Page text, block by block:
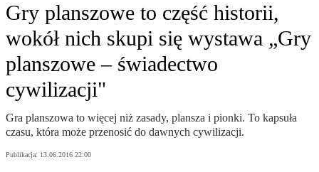
Gry planszowe to część historii,
wokół nich skupi się wystawa „Gry
planszowe – świadectwo
cywilizacji"
Gra planszowa to więcej niż zasady, plansza i pionki. To kapsuła
czasu, która może przenosić do dawnych cywilizacji.
Publikacja: 13.06.2016 22:00